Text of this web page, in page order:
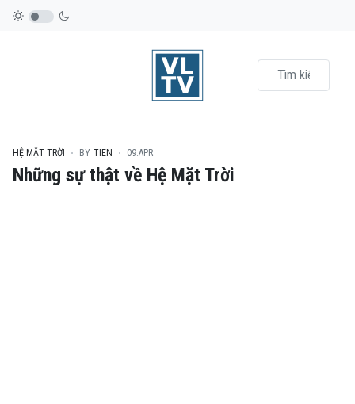
HỆ MẶT TRỜI BY TIEN 09.APR
Những sự thật về Hệ Mặt Trời